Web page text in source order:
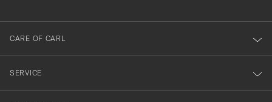
dig
till
vårt
nyhetsbrev!
CARE OF CARL
SERVICE